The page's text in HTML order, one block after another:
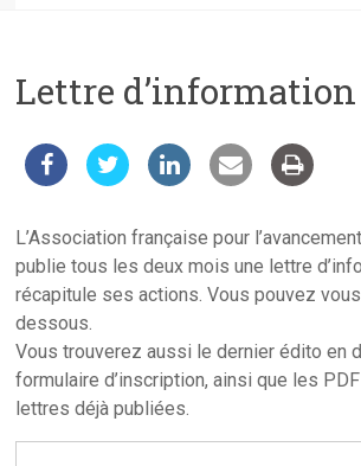
les
et
les
auprès
du
public
Lettre d’information
L’Association française pour
publie tous les deux mois une lettre
récapitule ses actions. Vous pouvez
dessous.
Vous trouverez aussi le dernier édito en
formulaire d’inscription, ainsi que les
lettres déjà publiées.